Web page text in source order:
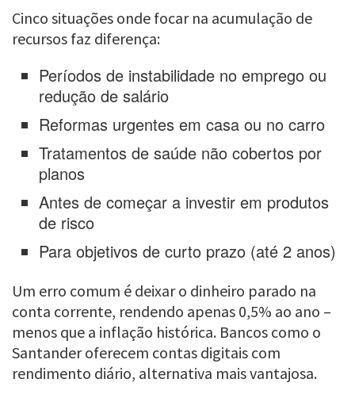
Cinco situações onde focar na acumulação de
recursos faz diferença:
Períodos de instabilidade no emprego ou
redução de salário
Reformas urgentes em casa ou no carro
Tratamentos de saúde não cobertos por
planos
Antes de começar a investir em produtos
de risco
Para objetivos de curto prazo (até 2 anos)
Um erro comum é deixar o dinheiro parado na
conta corrente, rendendo apenas 0,5% ao ano –
menos que a inflação histórica. Bancos como o
Santander oferecem contas digitais com
rendimento diário, alternativa mais vantajosa.